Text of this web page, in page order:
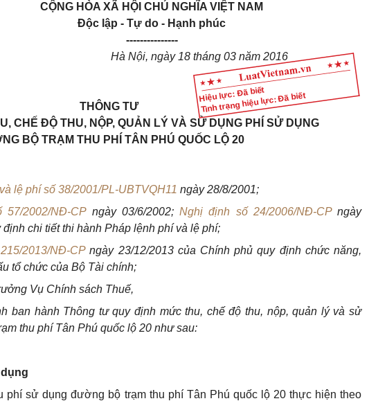
Hiệu lực: Đã biết
Tình trạng hiệu lực: Đã biết
CỘNG HÒA XÃ HỘI CHỦ NGHĨA VIỆT NAM
Độc lập - Tự do - Hạnh phúc
---------------
Hà Nội, ngày 18 tháng 03 năm 2016
THÔNG TƯ
CHẾ ĐỘ THU, NỘP, QUẢN LÝ VÀ SỬ DỤNG PHÍ SỬ DỤNG
BỘ TRẠM THU PHÍ TÂN PHÚ QUỐC LỘ 20
lệ phí số 38/2001/PL-UBTVQH11 ngày 28/8/2001;
57/2002/NĐ-CPngày 03/6/2002; Nghị định số 24/2006/NĐ-CPngày
định chi tiết thi hành Pháp lệnh phí và lệ phí;
215/2013/NĐ-CPngày 23/12/2013 của Chính phủ quy định chức năng,
tổchức của Bộ Tài chính;
Vụ Chính sách Thuế,
ban hành Thông tư quy định mức thu, chế độ thu, nộp, quản lý và sử
thu phí Tân Phú quốc lộ 20 như sau:
phí sử dụng đường bộ trạm thu phí Tân Phú quốc lộ 20 thực hiện theo